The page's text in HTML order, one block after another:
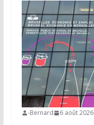
-Bernard 6 août 2026